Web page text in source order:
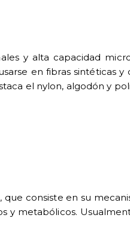
y alta capacidad
en fibras sintéticas y
el nylon, algodón y
consiste en su
y metabólicos.